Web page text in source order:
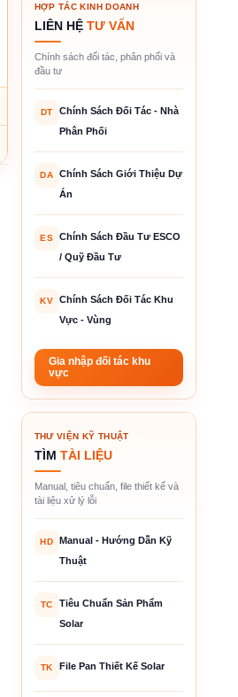
HỢP TÁC KINH DOANH
LIÊN HỆ TƯ VẤN
Chính sách đối tác, phân phối và
đầu tư
DT
Chính Sách Đối Tác - Nhà
Phân Phối
DA
Chính Sách Giới Thiệu Dự
Án
ES
Chính Sách Đầu Tư ESCO
/ Quỹ Đầu Tư
KV
Chính Sách Đối Tác Khu
Vực - Vùng
Gia nhập đối tác khu
vực
THƯ VIỆN KỸ THUẬT
TÌM TÀI LIỆU
Manual, tiêu chuẩn, file thiết kế và
tài liệu xử lý lỗi
HD
Manual - Hướng Dẫn Kỹ
Thuật
TC
Tiêu Chuẩn Sản Phẩm
Solar
TK File Pan Thiết Kế Solar